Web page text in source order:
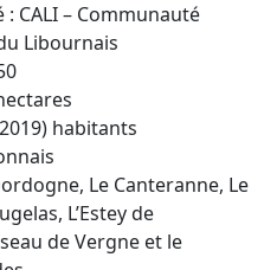
CALI – Communauté
Libournais
habitants
Le Canteranne, Le
L’Estey de
de Vergne et le